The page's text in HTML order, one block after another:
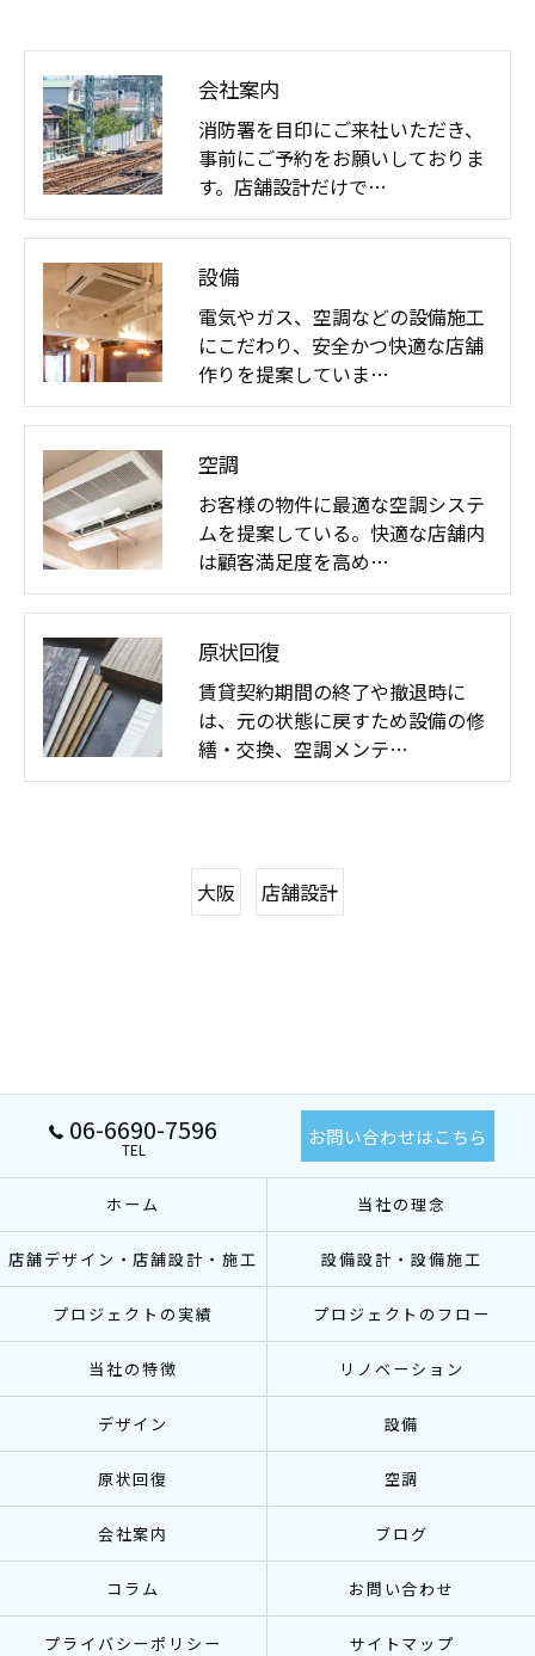
会社案内
消防署を目印にご来社いただき、
事前にご予約をお願いしておりま
す。店舗設計だけで…
設備
電気やガス、空調などの設備施工
にこだわり、安全かつ快適な店舗
作りを提案していま…
空調
お客様の物件に最適な空調システ
ムを提案している。快適な店舗内
は顧客満足度を高め…
原状回復
賃貸契約期間の終了や撤退時に
は、元の状態に戻すため設備の修
繕・交換、空調メンテ…
大阪 店舗設計
06-6690-7596
TEL
お問い合わせはこちら
ホーム 当社の理念
店舗デザイン・店舗設計・施工 設備設計・設備施工
プロジェクトの実績 プロジェクトのフロー
当社の特徴 リノベーション
デザイン 設備
原状回復 空調
会社案内 ブログ
コラム お問い合わせ
プライバシーポリシー サイトマップ